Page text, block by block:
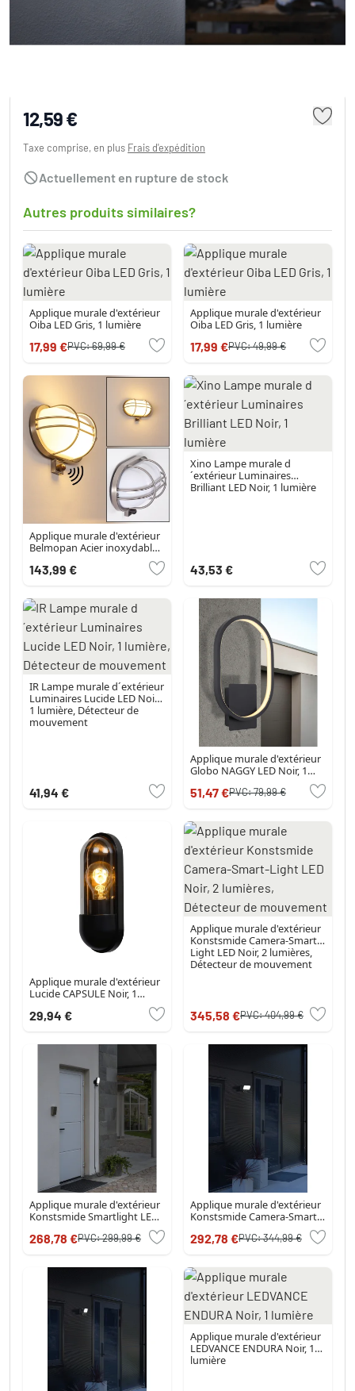
Applique murale d'extérieur LEDVANCE
12,59 €
Taxe comprise, en plus Frais d'expédition
Actuellement en rupture de stock
Autres produits similaires?
Applique murale d'extérieur
Oiba LED Gris, 1 lumière
17,99 €PVC:69,99 €
Applique murale d'extérieur
Oiba LED Gris, 1 lumière
17,99 €PVC:49,99 €
Applique murale d'extérieur
Belmopan Acier inoxydable,
mouvement
143,99 €
Xino Lampe murale d
´extérieur Luminaires
Brilliant LED Noir, 1 lumière
43,53 €
IR Lampe murale d´extérieur
Luminaires Lucide LED Noir,
1 lumière, Détecteur de
mouvement
41,94 €
Applique murale d'extérieur
Globo NAGGY LED Noir, 1
51,47 €PVC:79,99 €
Applique murale d'extérieur
Lucide CAPSULE Noir, 1
29,94 €
Applique murale d'extérieur
Konstsmide Camera-Smart-
Light LED Noir, 2 lumières,
Détecteur de mouvement
345,58 €PVC:404,99 €
Applique murale d'extérieur
Konstsmide Smartlight LED
Noir, 1 lumière, Détecteur de
mouvement
268,78 €PVC:299,99 €
Applique murale d'extérieur
Konstsmide Camera-Smart-
Détecteur de mouvement
292,78 €PVC:344,99 €
Applique murale d'extérieur
LEDVANCE ENDURA Noir, 1
lumière